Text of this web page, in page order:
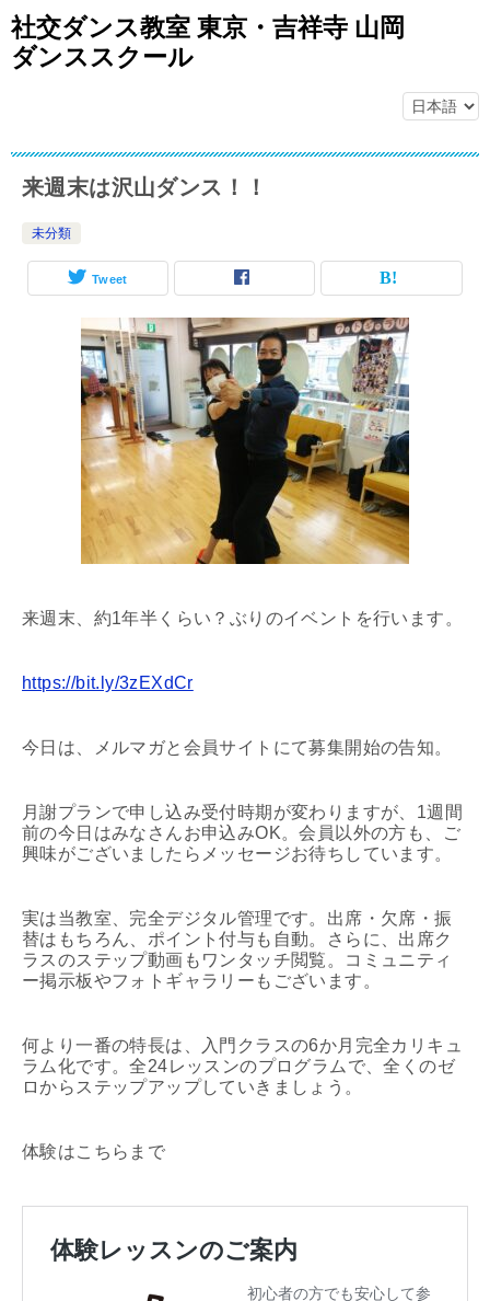
社交ダンス教室 東京・吉祥寺 山岡
ダンススクール
来週末は沢山ダンス！！
未分類
Tweet
来週末、約1年半くらい？ぶりのイベントを行います。
https://bit.ly/3zEXdCr
今日は、メルマガと会員サイトにて募集開始の告知。
月謝プランで申し込み受付時期が変わりますが、1週間
前の今日はみなさんお申込みOK。会員以外の方も、ご
興味がございましたらメッセージお待ちしています。
実は当教室、完全デジタル管理です。出席・欠席・振
替はもちろん、ポイント付与も自動。さらに、出席ク
ラスのステップ動画もワンタッチ閲覧。コミュニティ
ー掲示板やフォトギャラリーもございます。
何より一番の特長は、入門クラスの6か月完全カリキュ
ラム化です。全24レッスンのプログラムで、全くのゼ
ロからステップアップしていきましょう。
体験はこちらまで